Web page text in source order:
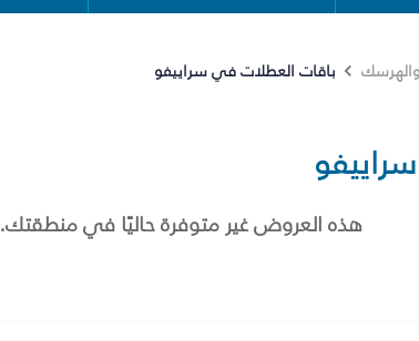
باقات العطلات في سراييفو
سراييفو
هذه العروض غير متوفرة حاليًا في منطقتك.